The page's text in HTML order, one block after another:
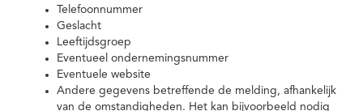
Telefoonnummer
Geslacht
Leeftijdsgroep
Eventueel ondernemingsnummer
Eventuele website
Andere gegevens betreffende de melding, afhankelijk
van de omstandigheden. Het kan bijvoorbeeld nodig